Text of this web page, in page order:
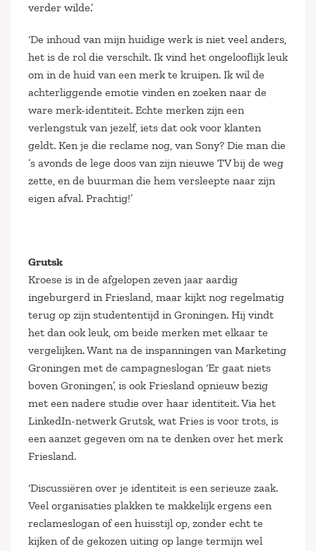
verder wilde.’
‘De inhoud van mijn huidige werk is niet veel anders,
het is de rol die verschilt. Ik vind het ongelooflijk leuk
om in de huid van een merk te kruipen. Ik wil de
achterliggende emotie vinden en zoeken naar de
ware merk-identiteit. Echte merken zijn een
verlengstuk van jezelf, iets dat ook voor klanten
geldt. Ken je die reclame nog, van Sony? Die man die
’s avonds de lege doos van zijn nieuwe TV bij de weg
zette, en de buurman die hem versleepte naar zijn
eigen afval. Prachtig!’
Grutsk
Kroese is in de afgelopen zeven jaar aardig
ingeburgerd in Friesland, maar kijkt nog regelmatig
terug op zijn studententijd in Groningen. Hij vindt
het dan ook leuk, om beide merken met elkaar te
vergelijken. Want na de inspanningen van Marketing
Groningen met de campagneslogan ‘Er gaat niets
boven Groningen’, is ook Friesland opnieuw bezig
met een nadere studie over haar identiteit. Via het
LinkedIn-netwerk Grutsk, wat Fries is voor trots, is
een aanzet gegeven om na te denken over het merk
Friesland.
‘Discussiëren over je identiteit is een serieuze zaak.
Veel organisaties plakken te makkelijk ergens een
reclameslogan of een huisstijl op, zonder echt te
kijken of de gekozen uiting op lange termijn wel